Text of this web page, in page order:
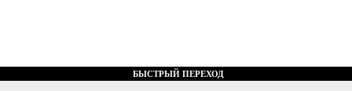
БЫСТРЫЙ ПЕРЕХОД